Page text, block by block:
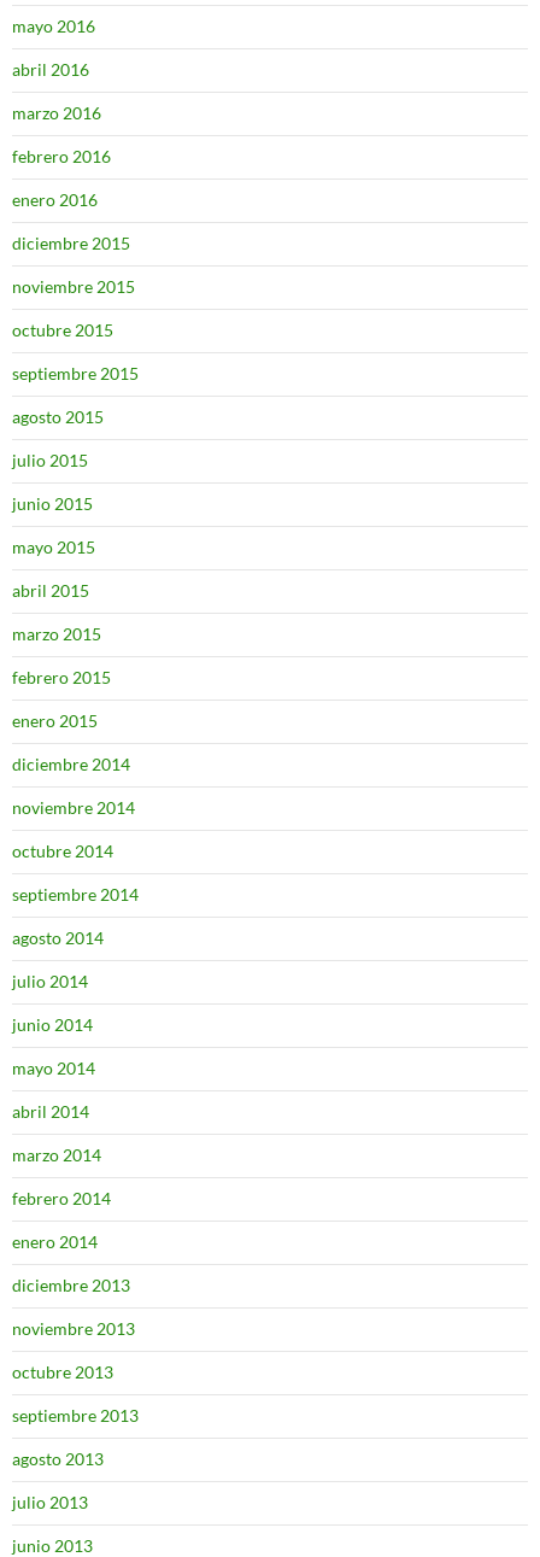
mayo 2016
abril 2016
marzo 2016
febrero 2016
enero 2016
diciembre 2015
noviembre 2015
octubre 2015
septiembre 2015
agosto 2015
julio 2015
junio 2015
mayo 2015
abril 2015
marzo 2015
febrero 2015
enero 2015
diciembre 2014
noviembre 2014
octubre 2014
septiembre 2014
agosto 2014
julio 2014
junio 2014
mayo 2014
abril 2014
marzo 2014
febrero 2014
enero 2014
diciembre 2013
noviembre 2013
octubre 2013
septiembre 2013
agosto 2013
julio 2013
junio 2013